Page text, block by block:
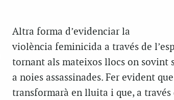
Altra forma d’evidenciar la
violència feminicida a través de
tornant als mateixos llocs on sovint
a noies assassinades. Fer evident
transformarà en lluita i que, a través